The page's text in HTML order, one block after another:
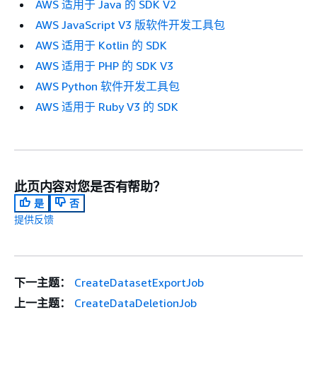
AWS 适用于 Java 的 SDK V2
AWS JavaScript V3 版软件开发工具包
AWS 适用于 Kotlin 的 SDK
AWS 适用于 PHP 的 SDK V3
AWS Python 软件开发工具包
AWS 适用于 Ruby V3 的 SDK
此页内容对您是否有帮助？
是
否
提供反馈
下一主题：
CreateDatasetExportJob
上一主题：
CreateDataDeletionJob